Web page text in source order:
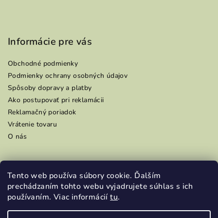
Tento web používa súbory cookie. Ďalším
prechádzaním tohto webu vyjadrujete súhlas s ich
používaním. Viac informáciítu.
Informácie pre vás
Obchodné podmienky
Podmienky ochrany osobných údajov
Spôsoby dopravy a platby
Ako postupovať pri reklamácii
Reklamačný poriadok
Vrátenie tovaru
O nás
Prijímame online platby